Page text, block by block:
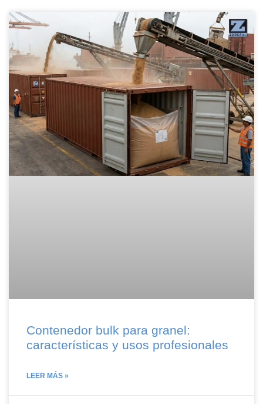
Contenedor bulk para granel:
características y usos profesionales
LEER MÁS »